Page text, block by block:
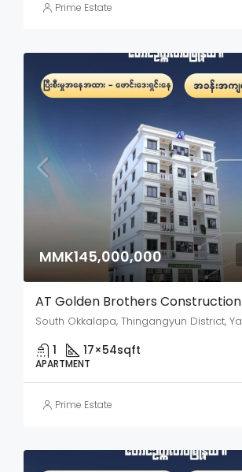
Prime Estate
MMK145,000,000
AT Golden Brothers Construction
1 17×54sqft
APARTMENT
Prime Estate